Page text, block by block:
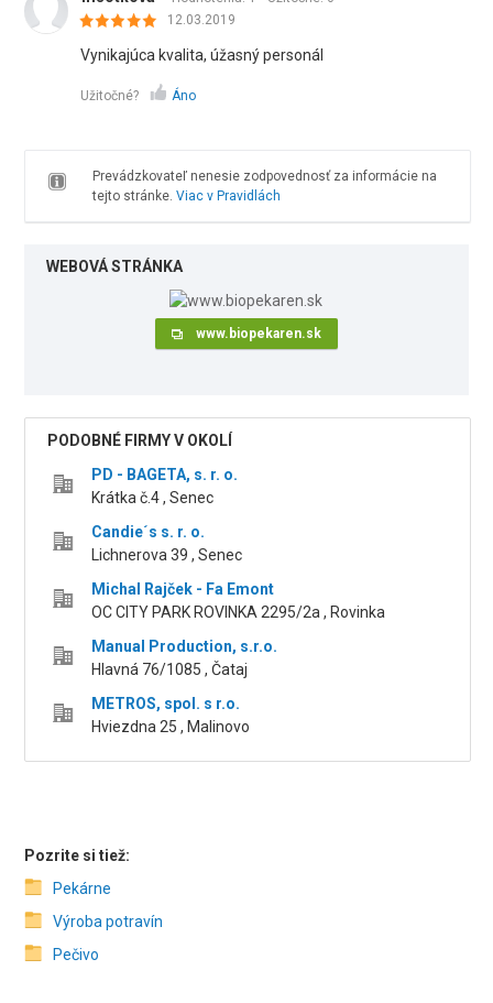
12.03.2019
Vynikajúca kvalita, úžasný personál
Užitočné? Áno
Prevádzkovateľ nenesie zodpovednosť za informácie na
tejto stránke. Viac v Pravidlách
WEBOVÁ STRÁNKA
www.biopekaren.sk
PODOBNÉ FIRMY V OKOLÍ
PD - BAGETA, s. r. o.
Krátka č.4 , Senec
Candie´s s. r. o.
Lichnerova 39 , Senec
Michal Rajček - Fa Emont
OC CITY PARK ROVINKA 2295/2a , Rovinka
Manual Production, s.r.o.
Hlavná 76/1085 , Čataj
METROS, spol. s r.o.
Hviezdna 25 , Malinovo
Pozrite si tiež:
Pekárne
Výroba potravín
Pečivo